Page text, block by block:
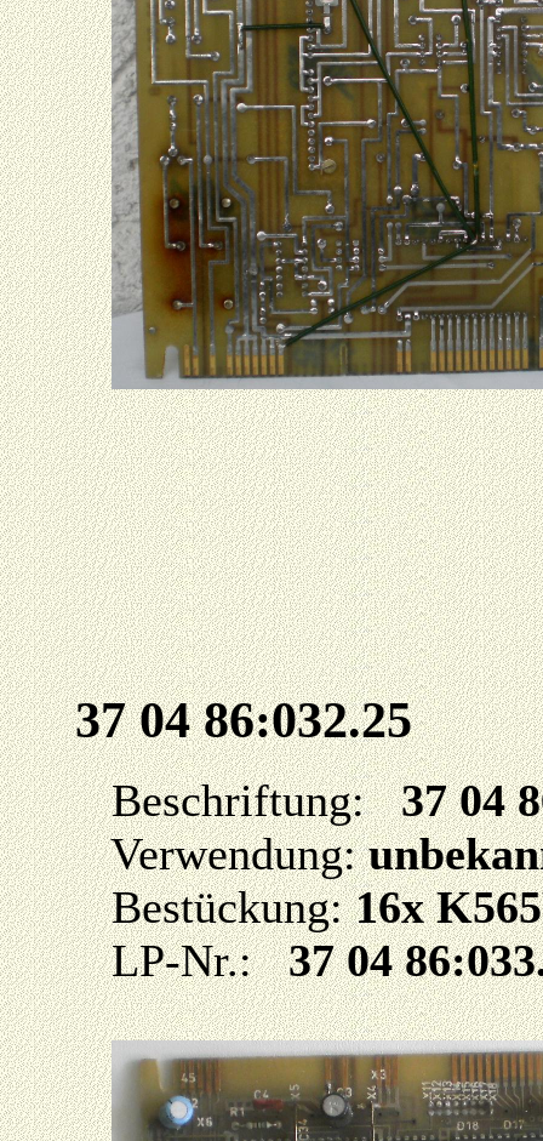
37 04 86:032.25
Beschriftung:37 04
Verwendung:
Bestückung:16x
LP-Nr.:37 04